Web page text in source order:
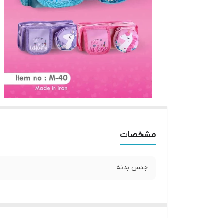
مشخصات
جنس بدنه